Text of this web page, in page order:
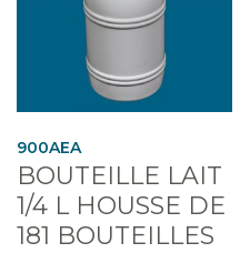
900AEA
BOUTEILLE LAIT
1/4 L HOUSSE DE
181 BOUTEILLES